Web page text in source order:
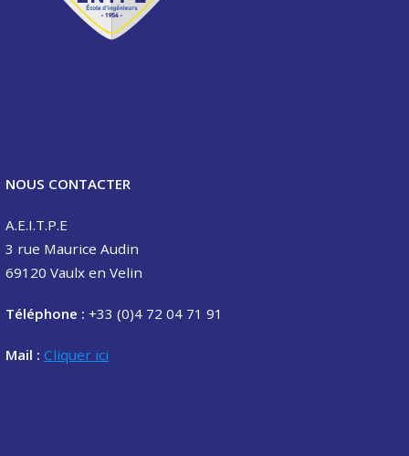
NOUS CONTACTER
A.E.I.T.P.E
3 rue Maurice Audin
69120 Vaulx en Velin
Téléphone : +33 (0)4 72 04 71 91
Mail : Cliquer ici